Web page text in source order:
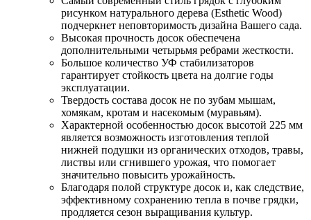
рисунком натурального дерева (Esthetic Wood)
подчеркнет неповторимость дизайна Вашего сада.
Высокая прочность досок обеспечена
дополнительными четырьмя ребрами жесткости.
Большое количество УФ стабилизаторов
гарантирует стойкость цвета на долгие годы
эксплуатации.
Твердость состава досок не по зубам мышам,
хомякам, кротам и насекомым (муравьям).
Характерной особенностью досок высотой 225 мм
является возможность изготовления теплой
нижней подушки из органических отходов, травы,
листвы или сгнившего урожая, что помогает
значительно повысить урожайность.
Благодаря полой структуре досок и, как следствие,
эффективному сохранению тепла в почве грядки,
продляется сезон выращивания культур.